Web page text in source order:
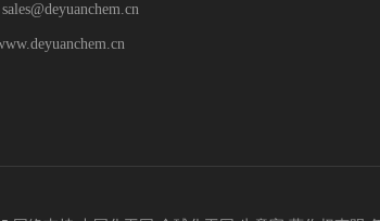
sales@deyuanchem.cn